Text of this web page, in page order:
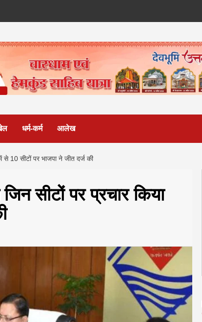
धर्म-कर्म आलेख
से 10 सीटों पर भाजपा ने जीत दर्ज की
सीटों पर प्रचार किया